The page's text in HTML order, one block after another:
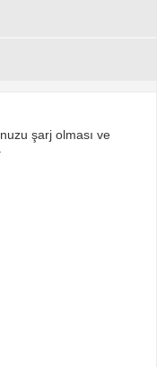
şarj olması ve